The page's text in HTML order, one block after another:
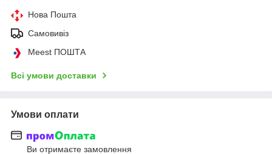
Нова Пошта
Самовивіз
Meest ПОШТА
Всі умови доставки
Умови оплати
Ви отримаєте замовлення